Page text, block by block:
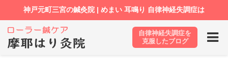
ホーム ブログ 自律神経失調症パニック障害
自律神経失調症を
克服したブログ